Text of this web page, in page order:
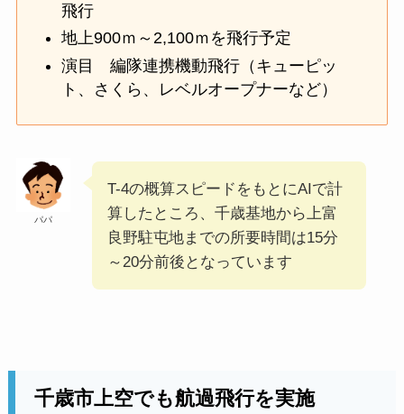
飛行
地上900ｍ～2,100ｍを飛行予定
演目 編隊連携機動飛行（キューピッ
ト、さくら、レベルオープナーなど）
パパ
T-4の概算スピードをもとにAIで計
算したところ、千歳基地から上富
良野駐屯地までの所要時間は15分
～20分前後となっています
千歳市上空でも航過飛行を実施